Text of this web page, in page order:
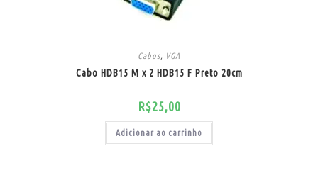
Cabos, VGA
Cabo HDB15 M x 2 HDB15 F Preto 20cm
R$25,00
Adicionar ao carrinho